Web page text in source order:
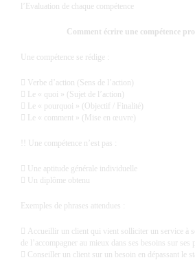
l’Evaluation de chaque compétence
Comment écrire une compétence
Une compétence se rédige :
 Verbe d’action (Sens de l’action)
 Le « quoi » (Sujet de l’action)
 Le « pourquoi » (Objectif / Finalité)
 Le « comment » (Mise en œuvre)
!! Une compétence n’est pas :
 Une aptitude générale individuelle
 Un diplôme obtenu
Exemples de phrases attendues :
 Accueillir un client qui vient solliciter un service à
de l’accompagner au mieux dans ses besoins sur
 Conseiller un client sur un besoin en dépassant le